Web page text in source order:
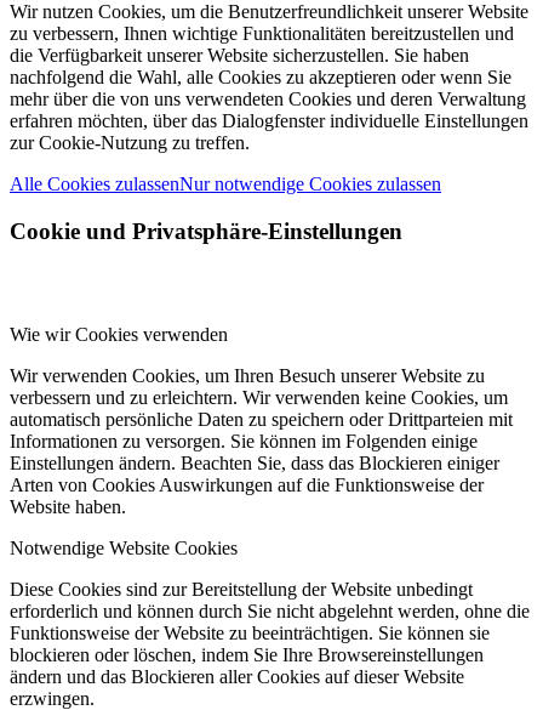
Wir nutzen Cookies, um die Benutzerfreundlichkeit unserer Website
zu verbessern, Ihnen wichtige Funktionalitäten bereitzustellen und
die Verfügbarkeit unserer Website sicherzustellen. Sie haben
nachfolgend die Wahl, alle Cookies zu akzeptieren oder wenn Sie
mehr über die von uns verwendeten Cookies und deren Verwaltung
erfahren möchten, über das Dialogfenster individuelle Einstellungen
zur Cookie-Nutzung zu treffen.
Alle Cookies zulassenNur notwendige Cookies zulassen
Cookie und Privatsphäre-Einstellungen
Wie wir Cookies verwenden
Wir verwenden Cookies, um Ihren Besuch unserer Website zu
verbessern und zu erleichtern. Wir verwenden keine Cookies, um
automatisch persönliche Daten zu speichern oder Drittparteien mit
Informationen zu versorgen. Sie können im Folgenden einige
Einstellungen ändern. Beachten Sie, dass das Blockieren einiger
Arten von Cookies Auswirkungen auf die Funktionsweise der
Website haben.
Notwendige Website Cookies
Diese Cookies sind zur Bereitstellung der Website unbedingt
erforderlich und können durch Sie nicht abgelehnt werden, ohne die
Funktionsweise der Website zu beeinträchtigen. Sie können sie
blockieren oder löschen, indem Sie Ihre Browsereinstellungen
ändern und das Blockieren aller Cookies auf dieser Website
erzwingen.